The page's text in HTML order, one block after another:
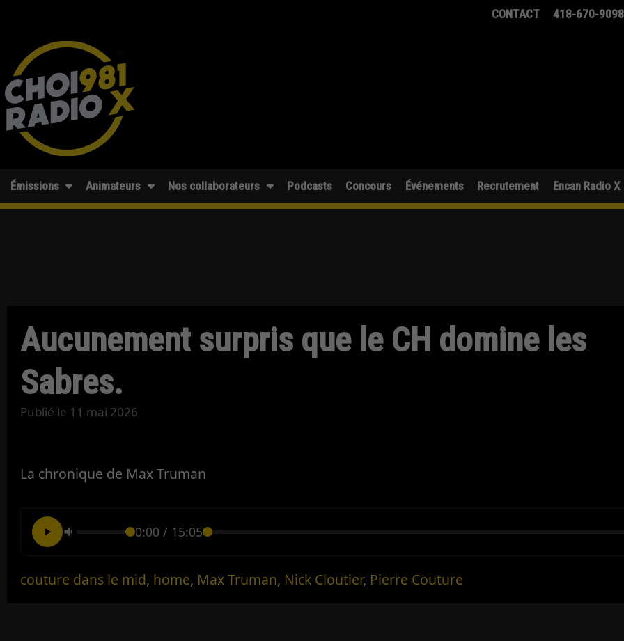
CONTACT 418-670-9098
Émissions Animateurs Nos collaborateurs Podcasts Concours Événements Recrutement Encan Radio X
Aucunement surpris que le CH domine les
Sabres.
Publié le 11 mai 2026
La chronique de Max Truman
0:00 / 15:05
couture dans le mid, home, Max Truman, Nick Cloutier, Pierre Couture